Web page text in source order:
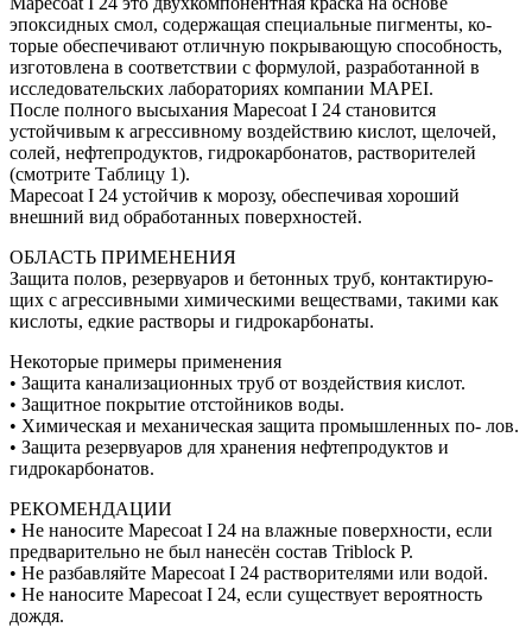
эпоксидных смол, содержащая специальные пигменты, ко-
торые обеспечивают отличную покрывающую способность,
изготовлена в соответствии с формулой, разработанной в
исследовательских лабораториях компании MAPEI.
После полного высыхания Mapecoat I 24 становится
устойчивым к агрессивному воздействию кислот, щелочей,
солей, нефтепродуктов, гидрокарбонатов, растворителей
(смотрите Таблицу 1).
Mapecoat I 24 устойчив к морозу, обеспечивая хороший
внешний вид обработанных поверхностей.
ОБЛАСТЬ ПРИМЕНЕНИЯ
Защита полов, резервуаров и бетонных труб, контактирую-
щих с агрессивными химическими веществами, такими как
кислоты, едкие растворы и гидрокарбонаты.
Некоторые примеры применения
• Защита канализационных труб от воздействия кислот.
• Защитное покрытие отстойников воды.
• Химическая и механическая защита промышленных по- лов.
• Защита резервуаров для хранения нефтепродуктов и
гидрокарбонатов.
РЕКОМЕНДАЦИИ
• Не наносите Mapecoat I 24 на влажные поверхности, если
предварительно не был нанесён состав Triblock P.
• Не разбавляйте Mapecoat I 24 растворителями или водой.
• Не наносите Mapecoat I 24, если существует вероятность
дождя.